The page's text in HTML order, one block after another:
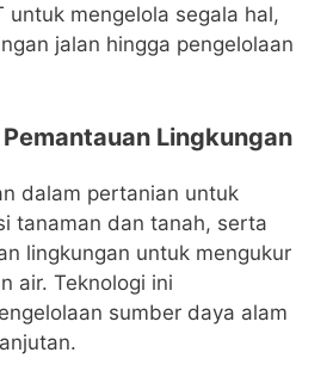
untuk mengelola segala hal,
jalan hingga pengelolaan
Lingkungan
dalam pertanian untuk
tanaman dan tanah, serta
lingkungan untuk mengukur
air. Teknologi ini
sumber daya alam